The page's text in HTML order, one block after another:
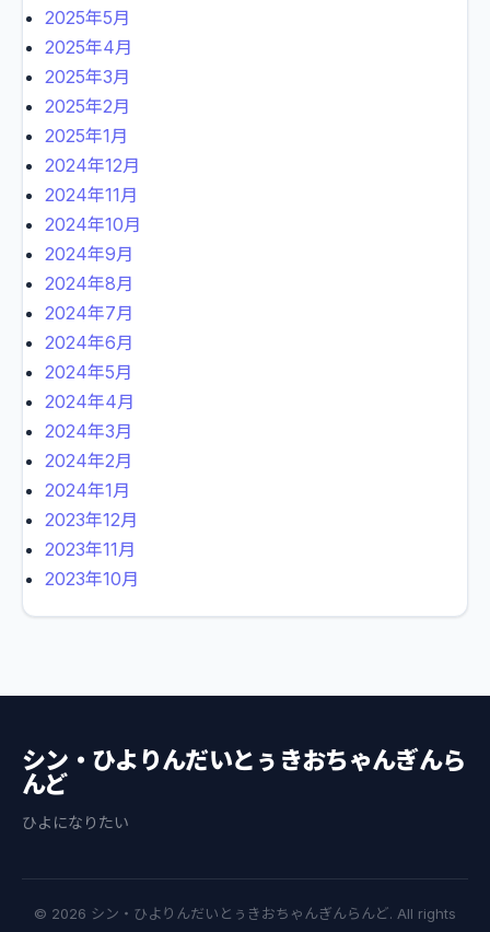
2025年5月
2025年4月
2025年3月
2025年2月
2025年1月
2024年12月
2024年11月
2024年10月
2024年9月
2024年8月
2024年7月
2024年6月
2024年5月
2024年4月
2024年3月
2024年2月
2024年1月
2023年12月
2023年11月
2023年10月
シン・ひよりんだいとぅきおちゃんぎんら
んど
ひよになりたい
© 2026 シン・ひよりんだいとぅきおちゃんぎんらんど. All rights